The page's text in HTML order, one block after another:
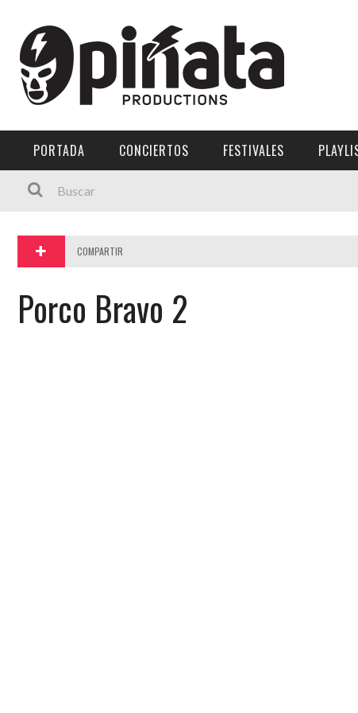
Menú Principal
PORTADA
FESTIVALES
EXPOSICIONES
HISTORIAS
PORTADA CONCIERTOS FESTIVALES
COMPARTIR
Porco Bravo 2